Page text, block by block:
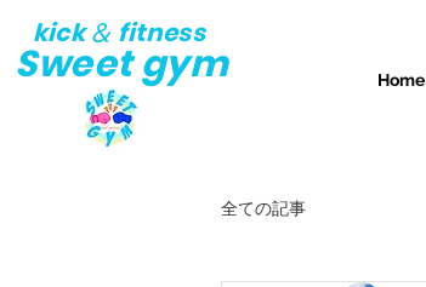
kick& fitness
Sweet gym Home
全ての記事